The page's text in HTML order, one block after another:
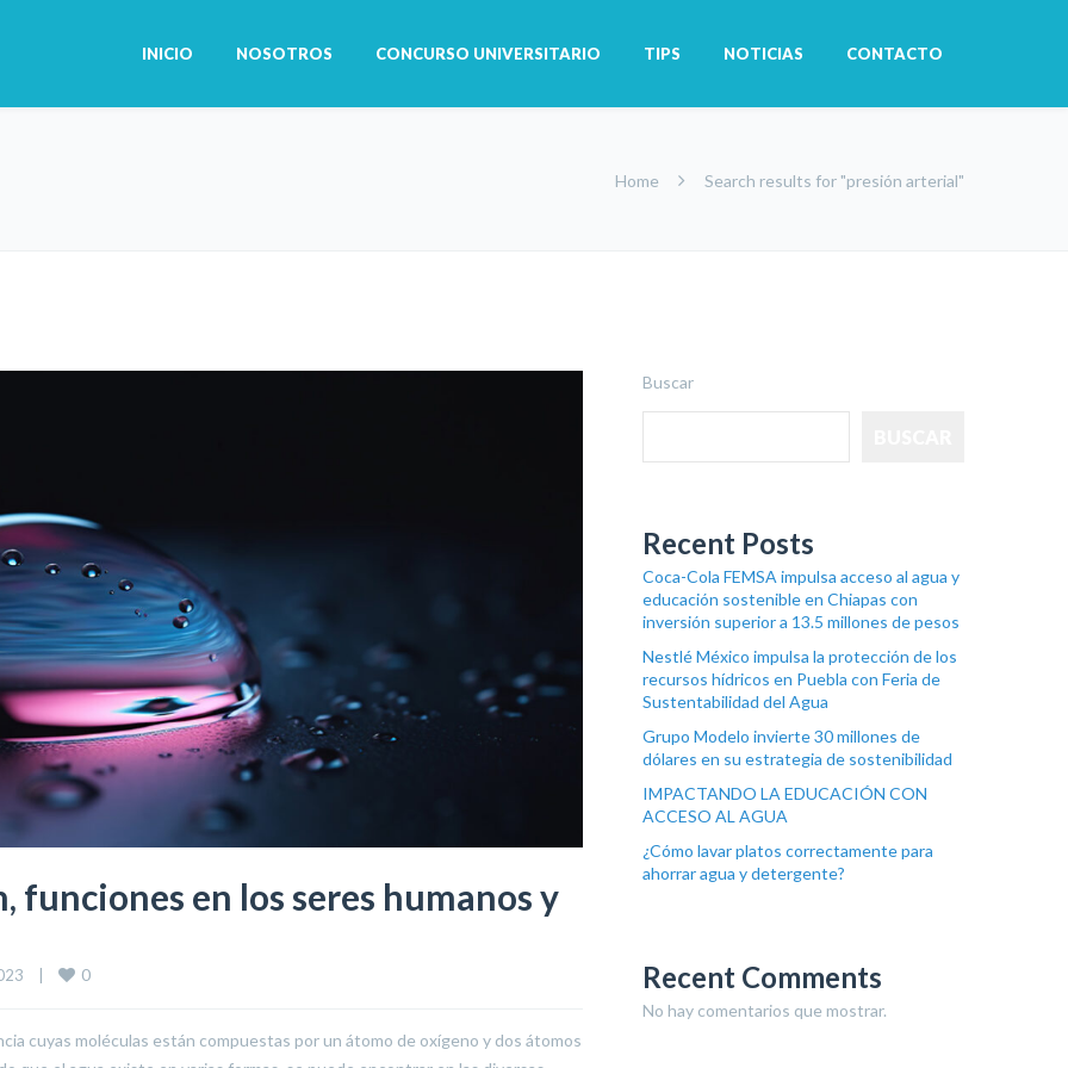
INICIO NOSOTROS CONCURSO UNIVERSITARIO TIPS NOTICIAS CONTACTO
Home Search results for "presión arterial"
funciones en los seres humanos y
0
cuyas moléculas están compuestas por un átomo de oxígeno y dos átomos
Buscar
Recent Posts
Coca-Cola FEMSA impulsa acceso al agua y
educación sostenible en Chiapas con
inversión superior a 13.5 millones de pesos
Nestlé México impulsa la protección de los
recursos hídricos en Puebla con Feria de
Sustentabilidad del Agua
Grupo Modelo invierte 30 millones de
dólares en su estrategia de sostenibilidad
IMPACTANDO LA EDUCACIÓN CON
ACCESO AL AGUA
¿Cómo lavar platos correctamente para
ahorrar agua y detergente?
Recent Comments
No hay comentarios que mostrar.